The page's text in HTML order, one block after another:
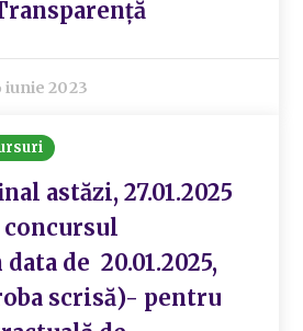
iunie 2023
astăzi, 27.01.2025
concursul
de 20.01.2025,
scrisă)- pentru